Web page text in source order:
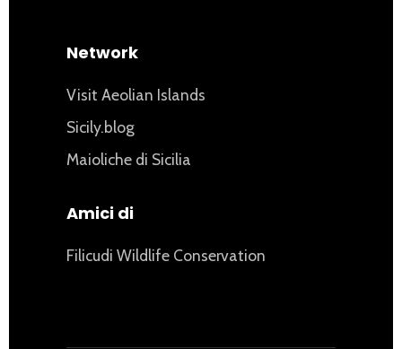
Network
Visit Aeolian Islands
Sicily.blog
Maioliche di Sicilia
Amici di
Filicudi Wildlife Conservation